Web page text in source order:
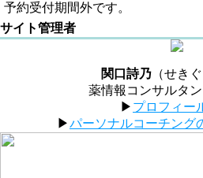
予約受付期間外です。
サイト管理者
関口詩乃 （せき
薬情報コンサルタ
▶︎ プロフィー
▶︎パーソナルコーチング